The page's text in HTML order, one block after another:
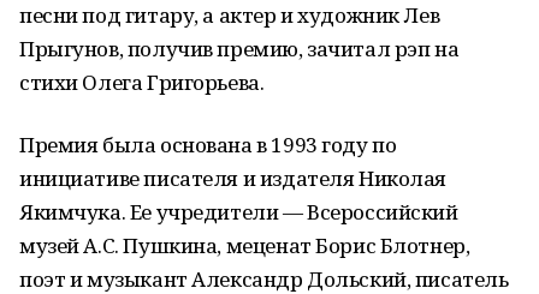
песни под гитару, а актер и художник Лев
Прыгунов, получив премию, зачитал рэп на
стихи Олега Григорьева.
Премия была основана в 1993 году по
инициативе писателя и издателя Николая
Якимчука. Ее учредители — Всероссийский
музей А.С. Пушкина, меценат Борис Блотнер,
поэт и музыкант Александр Дольский, писатель